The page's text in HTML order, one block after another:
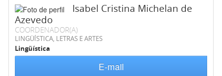
Isabel Cristina Michelan de
Azevedo
COORDENADOR(A)
LINGÜÍSTICA, LETRAS E ARTES
Lingüística
E-mail